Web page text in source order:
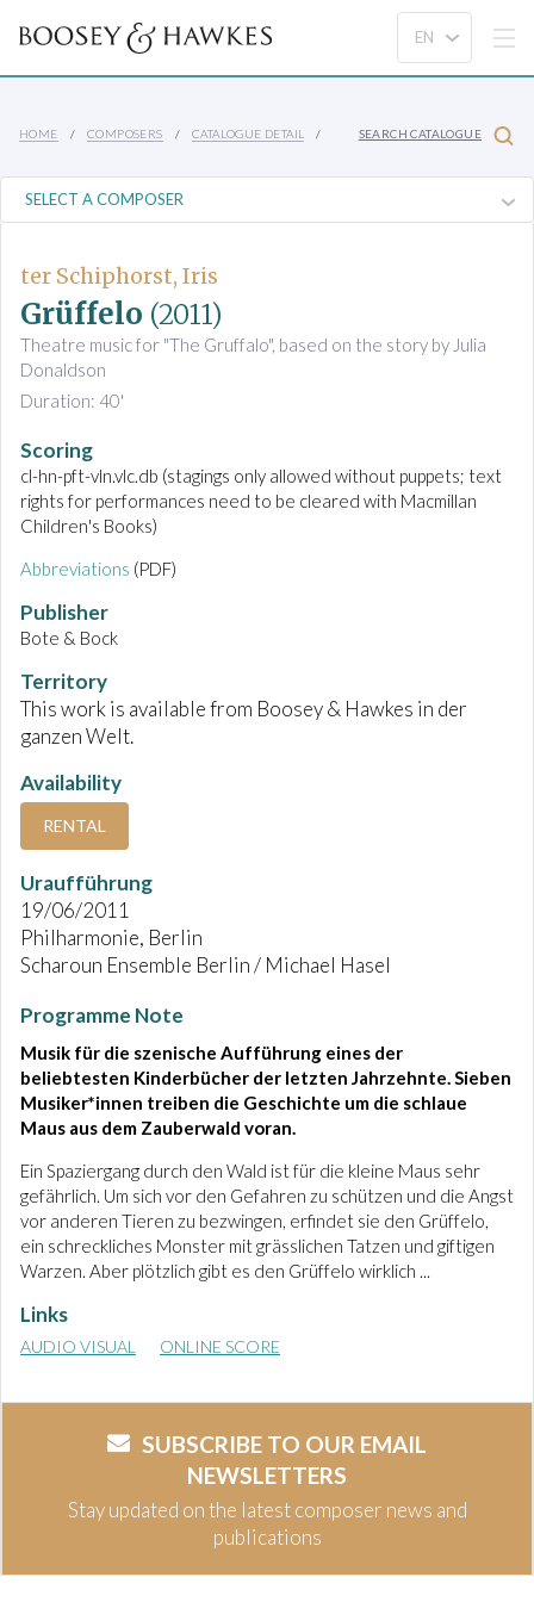
HOME COMPOSERS CATALOGUE DETAIL SEARCH CATALOGUE
ter Schiphorst, Iris
Grüffelo (2011)
Theatre music for "The Gruffalo", based on the story by Julia
Donaldson
Duration: 40'
Scoring
cl-hn-pft-vln.vlc.db (stagings only allowed without puppets; text
rights for performances need to be cleared with Macmillan
Children's Books)
Abbreviations (PDF)
Publisher
Bote & Bock
Territory
This work is available from Boosey & Hawkes in der
ganzen Welt.
Availability
RENTAL
Uraufführung
19/06/2011
Philharmonie, Berlin
Scharoun Ensemble Berlin / Michael Hasel
Programme Note
Musik für die szenische Aufführung eines der
beliebtesten Kinderbücher der letzten Jahrzehnte. Sieben
Musiker*innen treiben die Geschichte um die schlaue
Maus aus dem Zauberwald voran.
Ein Spaziergang durch den Wald ist für die kleine Maus sehr
gefährlich. Um sich vor den Gefahren zu schützen und die Angst
vor anderen Tieren zu bezwingen, erfindet sie den Grüffelo,
ein schreckliches Monster mit grässlichen Tatzen und giftigen
Warzen. Aber plötzlich gibt es den Grüffelo wirklich ...
Links
AUDIO VISUAL ONLINE SCORE
SUBSCRIBE TO OUR EMAIL
NEWSLETTERS
Stay updated on the latest composer news and
publications